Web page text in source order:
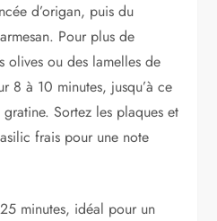
d’origan, puis du
Pour plus de
olives ou des lamelles de
8 à 10 minutes, jusqu’à ce
Sortez les plaques et
frais pour une note
minutes, idéal pour un